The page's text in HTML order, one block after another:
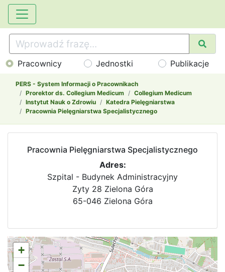
Pracownicy Jednostki Publikacje
PERS - System Informacji o Pracownikach
Prorektor ds. Collegium Medicum
Collegium Medicum
Instytut Nauk o Zdrowiu
Katedra Pielęgniarstwa
Pracownia Pielęgniarstwa Specjalistycznego
Pracownia Pielęgniarstwa Specjalistycznego
Adres:
Szpital - Budynek Administracyjny
Zyty 28 Zielona Góra
65-046 Zielona Góra
+
−